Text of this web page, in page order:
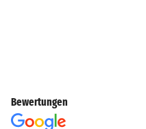
Bewertungen